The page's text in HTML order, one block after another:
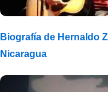
Biografía de Hernaldo
Nicaragua